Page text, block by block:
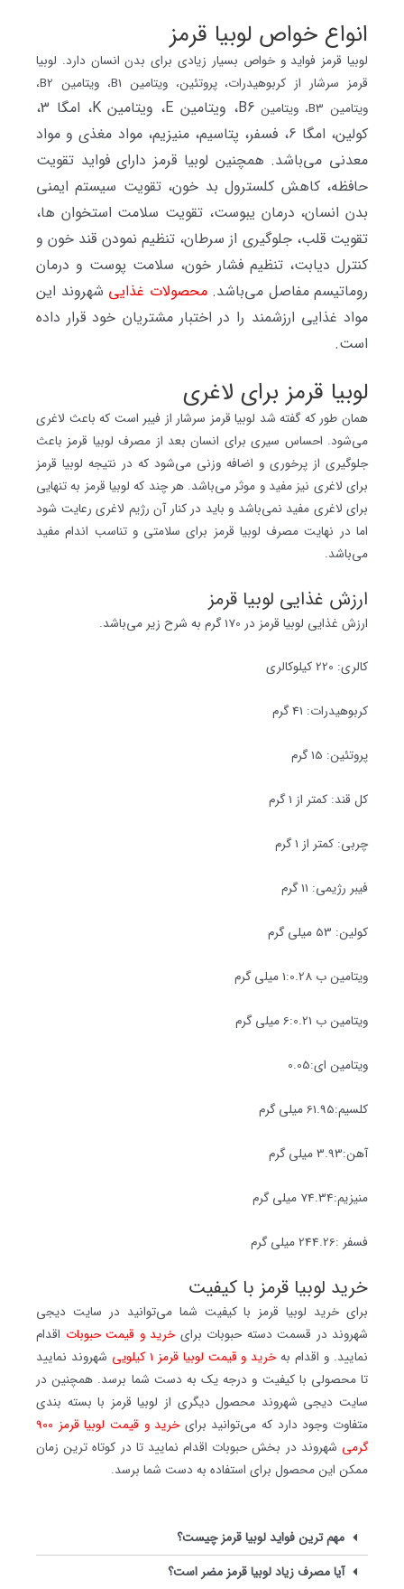
انواع خواص لوبیا قرمز
لوبیا قرمز فواید و خواص بسیار زیادی برای بدن انسان دارد. لوبیا
قرمز سرشار از کربوهیدرات، پروتئین، ویتامین B1، ویتامین B2،
ویتامین B3، ویتامین
B6، ویتامین E، ویتامین K، امگا 3،
کولین، امگا 6، فسفر، پتاسیم، منیزیم، مواد مغذی و مواد
معدنی می‌باشد. همچنین لوبیا قرمز دارای فواید تقویت
حافظه، کاهش کلسترول بد خون، تقویت سیستم ایمنی
بدن انسان، درمان یبوست، تقویت سلامت استخوان ها،
تقویت قلب، جلوگیری از سرطان، تنظیم نمودن قند خون و
کنترل دیابت، تنظیم فشار خون، سلامت پوست و درمان
روماتیسم مفاصل می‌باشد.محصولات غذایی شهروند این
مواد غذایی ارزشمند را در اختبار مشتریان خود قرار داده
است.
لوبیا قرمز برای لاغری
همان طور که گفته شد لوبیا قرمز سرشار از فیبر است که باعث لاغری
می‌شود. احساس سیری برای انسان بعد از مصرف لوبیا قرمز باعث
جلوگیری از پرخوری و اضافه وزنی می‌شود که در نتیجه لوبیا قرمز
برای لاغری نیز مفید و موثر می‌باشد. هر چند که لوبیا قرمز به تنهایی
برای لاغری مفید نمی‌باشد و باید در کنار آن رژیم لاغری رعایت شود
اما در نهایت مصرف لوبیا قرمز برای سلامتی و تناسب اندام مفید
می‌باشد.
ارزش غذایی لوبیا قرمز
ارزش غذایی لوبیا قرمز در 170 گرم به شرح زیر می‌‎باشد.
کالری: 220 کیلوکالری
کربوهیدرات: 41 گرم
پروتئین: 15 گرم
کل قند: کمتر از 1 گرم
چربی: کمتر از 1 گرم
فیبر رژیمی: 11 گرم
کولین: 53 میلی گرم
ویتامین ب 1:0.28 میلی گرم
ویتامین ب 6:0.21 میلی گرم
ویتامین ای:0.05
کلسیم:61.95 میلی گرم
آهن:3.93 میلی گرم
منیزیم:74.34 میلی گرم
فسفر :244.26 میلی گرم
خرید لوبیا قرمز با کیفیت
برای خرید لوبیا قرمز با کیفیت شما می‌توانید در سایت دیجی
شهروند در قسمت دسته حبوبات برایخرید و قیمت حبوبات اقدام
نمایید. و اقدام بهخرید و قیمت لوبیا قرمز 1 کیلویی
شهروند نمایید
تا محصولی با کیفیت و درجه یک به دست شما برسد. همچنین در
سایت دیجی شهروند محصول دیگری از لوبیا قرمز با بسته بندی
متفاوت وجود دارد که می‌توانید برای
خرید و قیمت لوبیا قرمز 900
گرمی شهروند در بخش حبوبات اقدام نمایید تا در کوتاه ترین زمان
ممکن این محصول برای استفاده به دست شما برسد.
مهم ترین فواید لوبیا قرمز چیست؟
آیا مصرف زیاد لوبیا قرمز مضر است؟